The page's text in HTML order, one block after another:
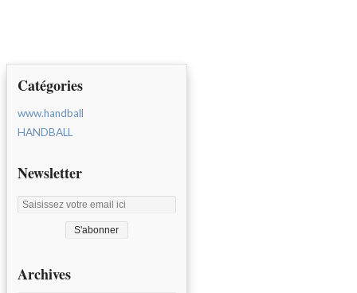
Catégories
www.handball
HANDBALL
Newsletter
Archives